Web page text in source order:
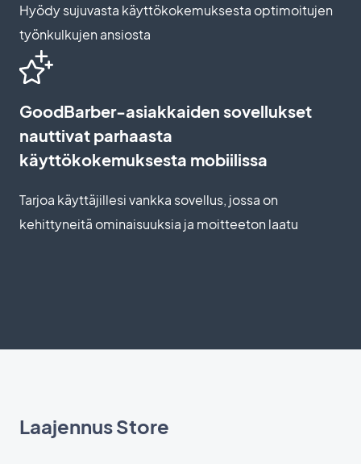
Hyödy sujuvasta käyttökokemuksesta optimoitujen
työnkulkujen ansiosta
GoodBarber-asiakkaiden sovellukset
nauttivat parhaasta
käyttökokemuksesta mobiilissa
Tarjoa käyttäjillesi vankka sovellus, jossa on
kehittyneitä ominaisuuksia ja moitteeton laatu
Laajennus Store